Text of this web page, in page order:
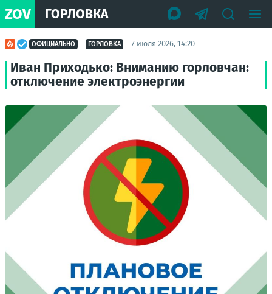
ZOV ГОРЛОВКА
ОФИЦИАЛЬНО ГОРЛОВКА 7 июля 2026, 14:20
Иван Приходько: Вниманию горловчан:
отключение электроэнергии